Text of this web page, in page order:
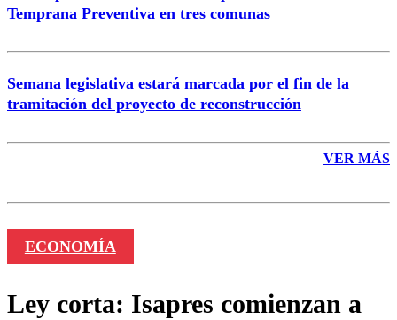
Temprana Preventiva en tres comunas
Semana legislativa estará marcada por el fin de la
tramitación del proyecto de reconstrucción
VER MÁS
ECONOMÍA
Ley corta: Isapres comienzan a